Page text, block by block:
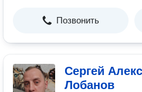
Позвонить
Сергей
Лобанов